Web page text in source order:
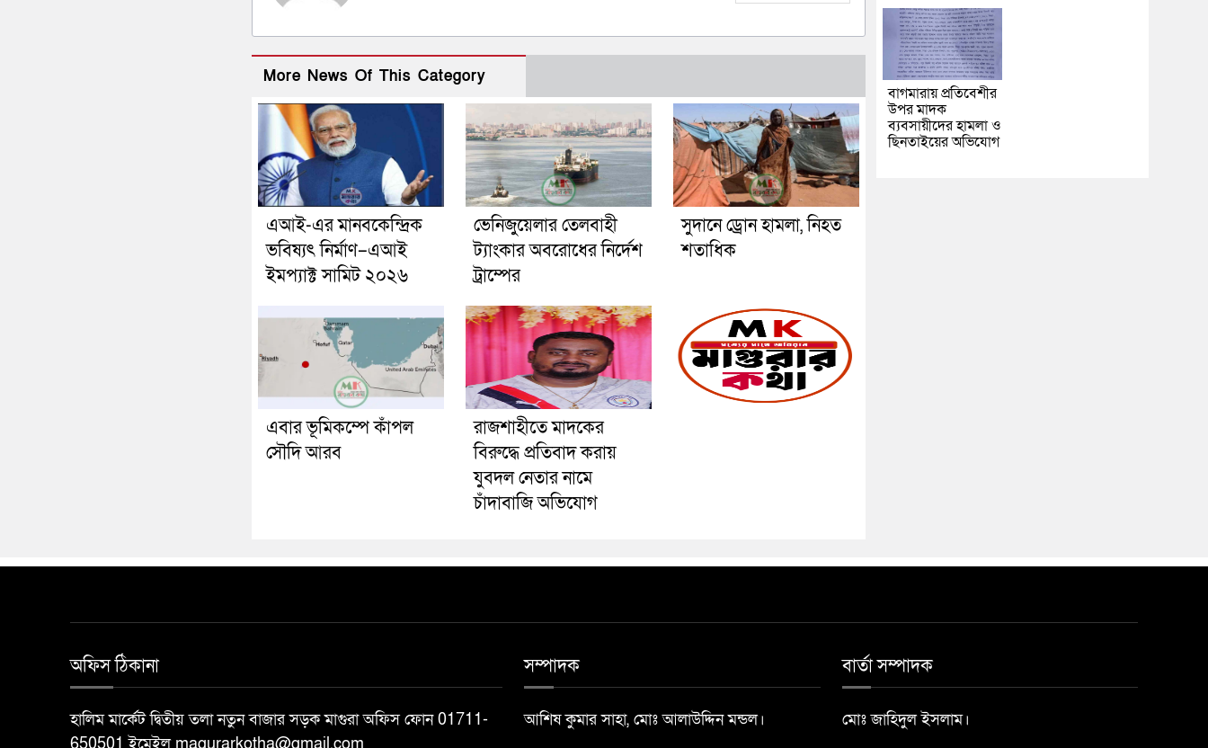
More News Of This Category
এআই-এর মানবকেন্দ্রিক
ভবিষ্যৎ নির্মাণ–এআই
ইমপ্যাক্ট সামিট ২০২৬
ভেনিজুয়েলার তেলবাহী
ট্যাংকার অবরোধের নির্দেশ
ট্রাম্পের
সুদানে ড্রোন হামলা, নিহত
শতাধিক
এবার ভূমিকম্পে কাঁপল
সৌদি আরব
রাজশাহীতে মাদকের
বিরুদ্ধে প্রতিবাদ করায়
যুবদল নেতার নামে
চাঁদাবাজি অভিযোগ
বাগমারায় প্রতিবেশীর
উপর মাদক
ব্যবসায়ীদের হামলা ও
ছিনতাইয়ের অভিযোগ
অফিস ঠিকানা
হালিম মার্কেট দ্বিতীয় তলা নতুন বাজার সড়ক মাগুরা অফিস ফোন 01711-
650501 ইমেইল magurarkotha@gmail.com
সম্পাদক
আশিষ কুমার সাহা, মোঃ আলাউদ্দিন মন্ডল।
বার্তা সম্পাদক
মোঃ জাহিদুল ইসলাম।